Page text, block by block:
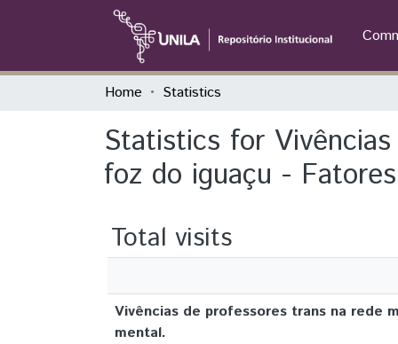
Home Statistics
Statistics for
foz do iguaçu -
Total visits
Vivências de professores trans na rede
mental.